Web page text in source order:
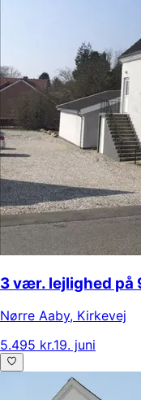
3 vær. lejlighed på
Nørre Aaby, Kirkevej
5.495 kr.19. juni